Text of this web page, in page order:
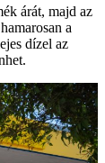
árát, majd az
a
dízel az